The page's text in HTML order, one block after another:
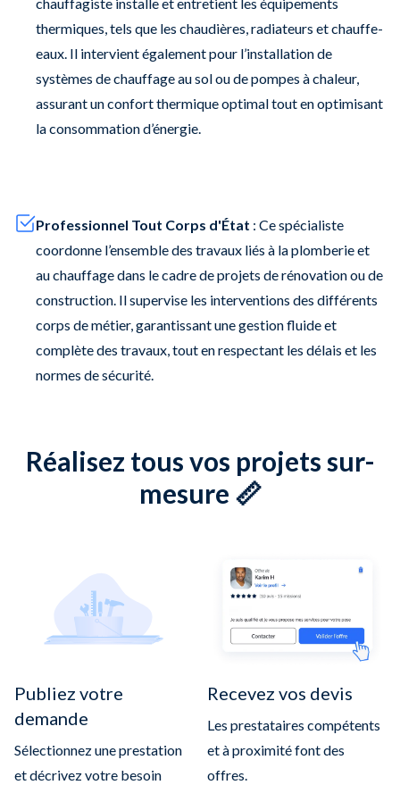
thermiques, tels que les chaudières, radiateurs et chauffe-
eaux. Il intervient également pour l’installation de
systèmes de chauffage au sol ou de pompes à chaleur,
assurant un confort thermique optimal tout en optimisant
la consommation d’énergie.
Professionnel Tout Corps d'État : Ce spécialiste
coordonne l’ensemble des travaux liés à la plomberie et
au chauffage dans le cadre de projets de rénovation ou de
construction. Il supervise les interventions des différents
corps de métier, garantissant une gestion fluide et
complète des travaux, tout en respectant les délais et les
normes de sécurité.
Réalisez tous vos projets sur-
mesure 📏
Publiez votre
demande
Sélectionnez une prestation
et décrivez votre besoin
Recevez vos devis
Les prestataires compétents
et à proximité font des
offres.